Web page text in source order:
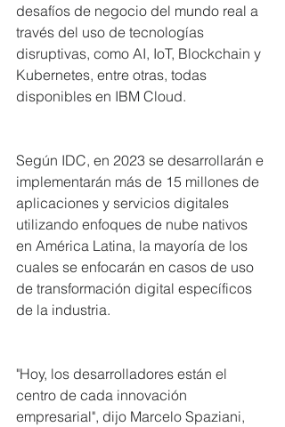
desafíos de negocio del mundo real a
través del uso de tecnologías
disruptivas, como AI, IoT, Blockchain y
Kubernetes, entre otras, todas
disponibles en IBM Cloud.
Según IDC, en 2023 se desarrollarán e
implementarán más de 15 millones de
aplicaciones y servicios digitales
utilizando enfoques de nube nativos
en América Latina, la mayoría de los
cuales se enfocarán en casos de uso
de transformación digital específicos
de la industria.
"Hoy, los desarrolladores están el
centro de cada innovación
empresarial", dijo Marcelo Spaziani,